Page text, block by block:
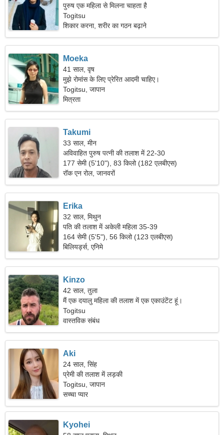
पुरुष एक महिला से मिलना चाहता है
Togitsu
शिकार करना, शरीर का गठन बढ़ाने
Moeka
41 साल, वृष
मुझे रोमांस के लिए प्रेरित आदमी चाहिए।
Togitsu, जापान
मित्रता
Takumi
33 साल, मीन
अविवाहित पुरुष पत्नी की तलाश में 22-30
177 सेमी (5'10"), 83 किलो (182 एलबीएस)
रॉक एन रोल, जानवरों
Erika
32 साल, मिथुन
पति की तलाश में अकेली महिला 35-39
164 सेमी (5'5"), 56 किलो (123 एलबीएस)
बिलियर्ड्स, एनिमे
Kinzo
42 साल, तुला
मैं एक दयालु महिला की तलाश में एक एकाउंटेंट हूं।
Togitsu
वास्तविक संबंध
Aki
24 साल, सिंह
प्रेमी की तलाश में लड़की
Togitsu, जापान
सच्चा प्यार
Kyohei